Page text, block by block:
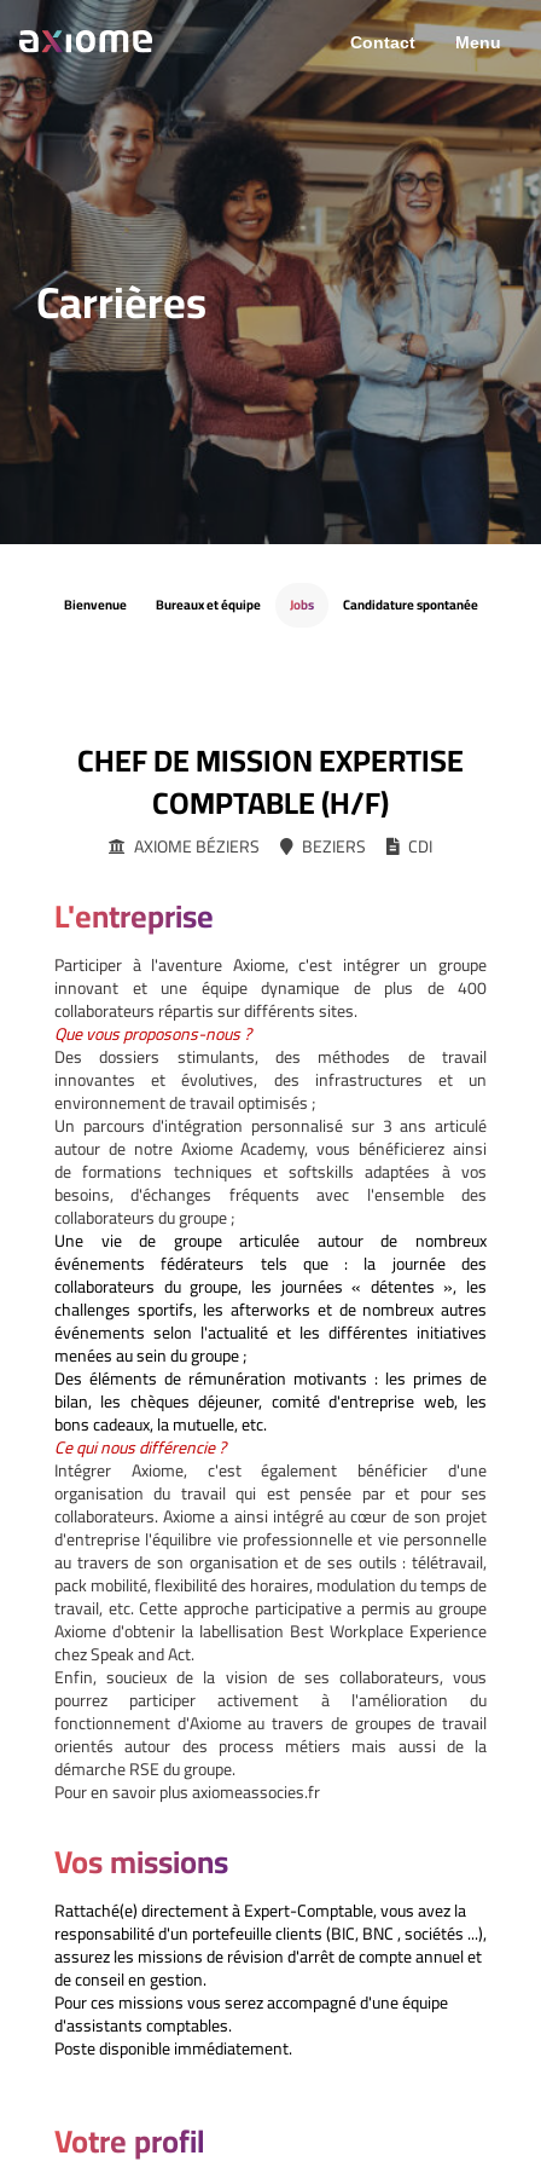
Contact Menu
Carrières
Bienvenue Bureaux et équipe Jobs Candidature spontanée
CHEF DE MISSION EXPERTISE
COMPTABLE (H/F)
AXIOME BÉZIERS BEZIERS CDI
L'entreprise
Participer à l'aventure Axiome, c'est intégrer un groupe
innovant et une équipe dynamique de plus de 400
collaborateurs répartis sur différents sites.
Que vous proposons-nous ?
Des dossiers stimulants, des méthodes de travail
innovantes et évolutives, des infrastructures et un
environnement de travail optimisés ;
Un parcours d'intégration personnalisé sur 3 ans articulé
autour de notre Axiome Academy, vous bénéficierez ainsi
de formations techniques et softskills adaptées à vos
besoins, d'échanges fréquents avec l'ensemble des
collaborateurs du groupe ;
Une vie de groupe articulée autour de nombreux
événements fédérateurs tels que : la journée des
collaborateurs du groupe, les journées « détentes », les
challenges sportifs, les afterworks et de nombreux autres
événements selon l'actualité et les différentes initiatives
menées au sein du groupe ;
Des éléments de rémunération motivants : les primes de
bilan, les chèques déjeuner, comité d'entreprise web, les
bons cadeaux, la mutuelle, etc.
Ce qui nous différencie ?
Intégrer Axiome, c'est également bénéficier d'une
organisation du travail qui est pensée par et pour ses
collaborateurs. Axiome a ainsi intégré au cœur de son projet
d'entreprise l'équilibre vie professionnelle et vie personnelle
au travers de son organisation et de ses outils : télétravail,
pack mobilité, flexibilité des horaires, modulation du temps de
travail, etc. Cette approche participative a permis au groupe
Axiome d'obtenir la labellisation Best Workplace Experience
chez Speak and Act.
Enfin, soucieux de la vision de ses collaborateurs, vous
pourrez participer activement à l'amélioration du
fonctionnement d'Axiome au travers de groupes de travail
orientés autour des process métiers mais aussi de la
démarche RSE du groupe.
Pour en savoir plusaxiomeassocies.fr
Vos missions
Rattaché(e) directement à Expert-Comptable, vous avez la
responsabilité d'un portefeuille clients (BIC, BNC , sociétés ...),
assurez les missions de révision d'arrêt de compte annuel et
de conseil en gestion.
Pour ces missions vous serez accompagné d'une équipe
d'assistants comptables.
Poste disponible immédiatement.
Votre profil